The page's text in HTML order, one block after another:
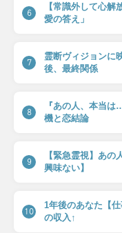
6
【常識外して心
愛の答え」
7
霊断ヴィジョンに
後、最終関係
8
『あの人、本当
機と恋結論
9
【緊急霊視】あ
興味ない】
10
1年後のあなた【
の収入↑